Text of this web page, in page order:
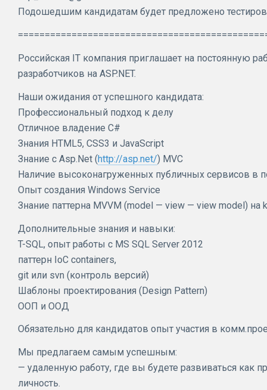
Подошедшим кандидатам будет предложено
Российская IT компания приглашает на постоянную
разработчиков на ASP.NET.
Наши ожидания от успешного кандидата:
Профессиональный подход к делу
Отличное владение C#
Знания HTML5, CSS3 и JavaScript
Знание с Asp.Net (http://asp.net/) MVC
Наличие высоконагруженных публичных сервисов в
Опыт создания Windows Service
Знание паттерна MVVM (model — view — view model) на
Дополнительные знания и навыки:
T-SQL, опыт работы с MS SQL Server 2012
паттерн IoC containers,
git или svn (контроль версий)
Шаблоны проектирования (Design Pattern)
ООП и ООД
Обязательно для кандидатов опыт участия в
Мы предлагаем самым успешным:
— удаленную работу, где вы будете развиваться как
личность.